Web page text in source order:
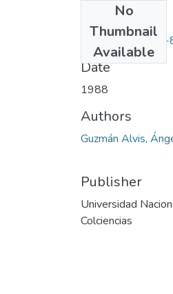
No
Thumbnail
Available
2105-09-029-
Date
1988
Authors
Guzmán Alvis,
Publisher
Universidad
Colciencias